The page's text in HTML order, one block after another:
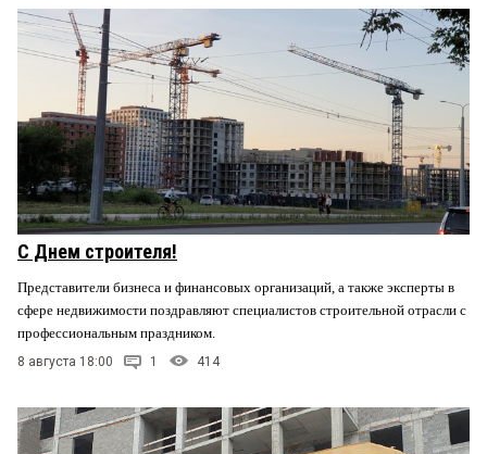
С Днем строителя!
Представители бизнеса и финансовых организаций, а также эксперты в
сфере недвижимости поздравляют специалистов строительной отрасли с
профессиональным праздником.
8 августа 18:00 1 414